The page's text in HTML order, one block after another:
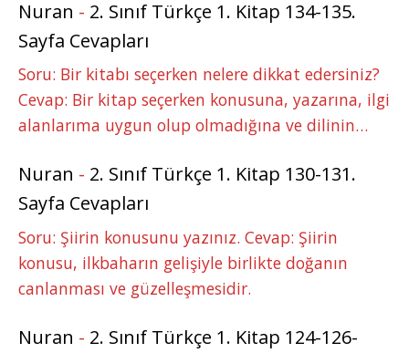
Nuran - 2. Sınıf Türkçe 1. Kitap 134-135.
Sayfa Cevapları
Soru: Bir kitabı seçerken nelere dikkat edersiniz?
Cevap: Bir kitap seçerken konusuna, yazarına, ilgi
alanlarıma uygun olup olmadığına ve dilinin…
Nuran - 2. Sınıf Türkçe 1. Kitap 130-131.
Sayfa Cevapları
Soru: Şiirin konusunu yazınız. Cevap: Şiirin
konusu, ilkbaharın gelişiyle birlikte doğanın
canlanması ve güzelleşmesidir.
Nuran - 2. Sınıf Türkçe 1. Kitap 124-126-